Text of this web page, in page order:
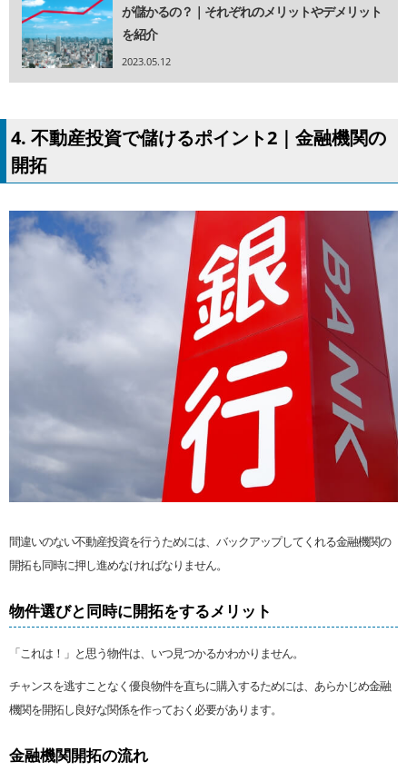
が儲かるの？｜それぞれのメリットやデメリット
を紹介
2023.05.12
4. 不動産投資で儲けるポイント2｜金融機関の
開拓
間違いのない不動産投資を行うためには、バックアップしてくれる金融機関の
開拓も同時に押し進めなければなりません。
物件選びと同時に開拓をするメリット
「これは！」と思う物件は、いつ見つかるかわかりません。
チャンスを逃すことなく優良物件を直ちに購入するためには、あらかじめ金融
機関を開拓し良好な関係を作っておく必要があります。
金融機関開拓の流れ